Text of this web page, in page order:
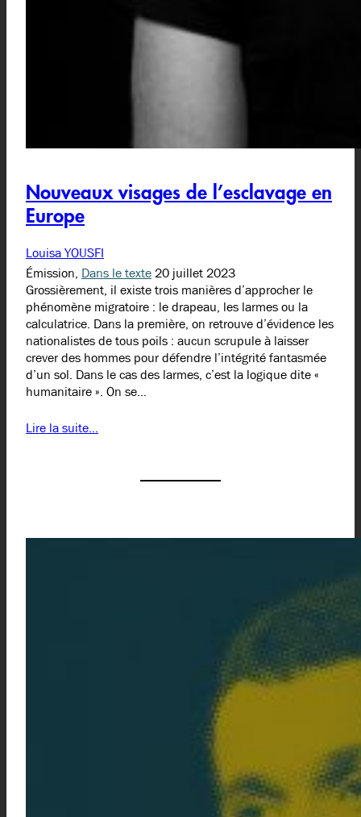
Nouveaux visages de l’esclavage en
Europe
Louisa YOUSFI
Émission, Dans le texte20 juillet 2023
Grossièrement, il existe trois manières d’approcher le
phénomène migratoire : le drapeau, les larmes ou la
calculatrice. Dans la première, on retrouve d’évidence les
nationalistes de tous poils : aucun scrupule à laisser
crever des hommes pour défendre l’intégrité fantasmée
d’un sol. Dans le cas des larmes, c’est la logique dite «
humanitaire ». On se…
Lire la suite…